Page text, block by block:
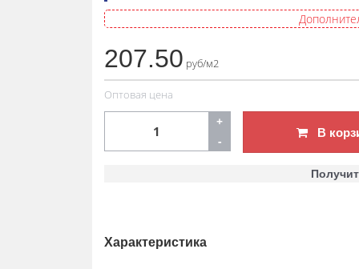
207.50 руб/м2
Оптовая цена
+
-
В
Характеристика